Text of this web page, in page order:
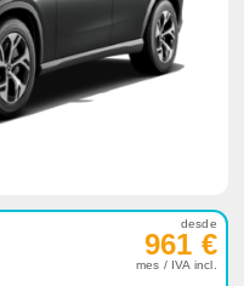
desde
961 €
mes / IVA incl.